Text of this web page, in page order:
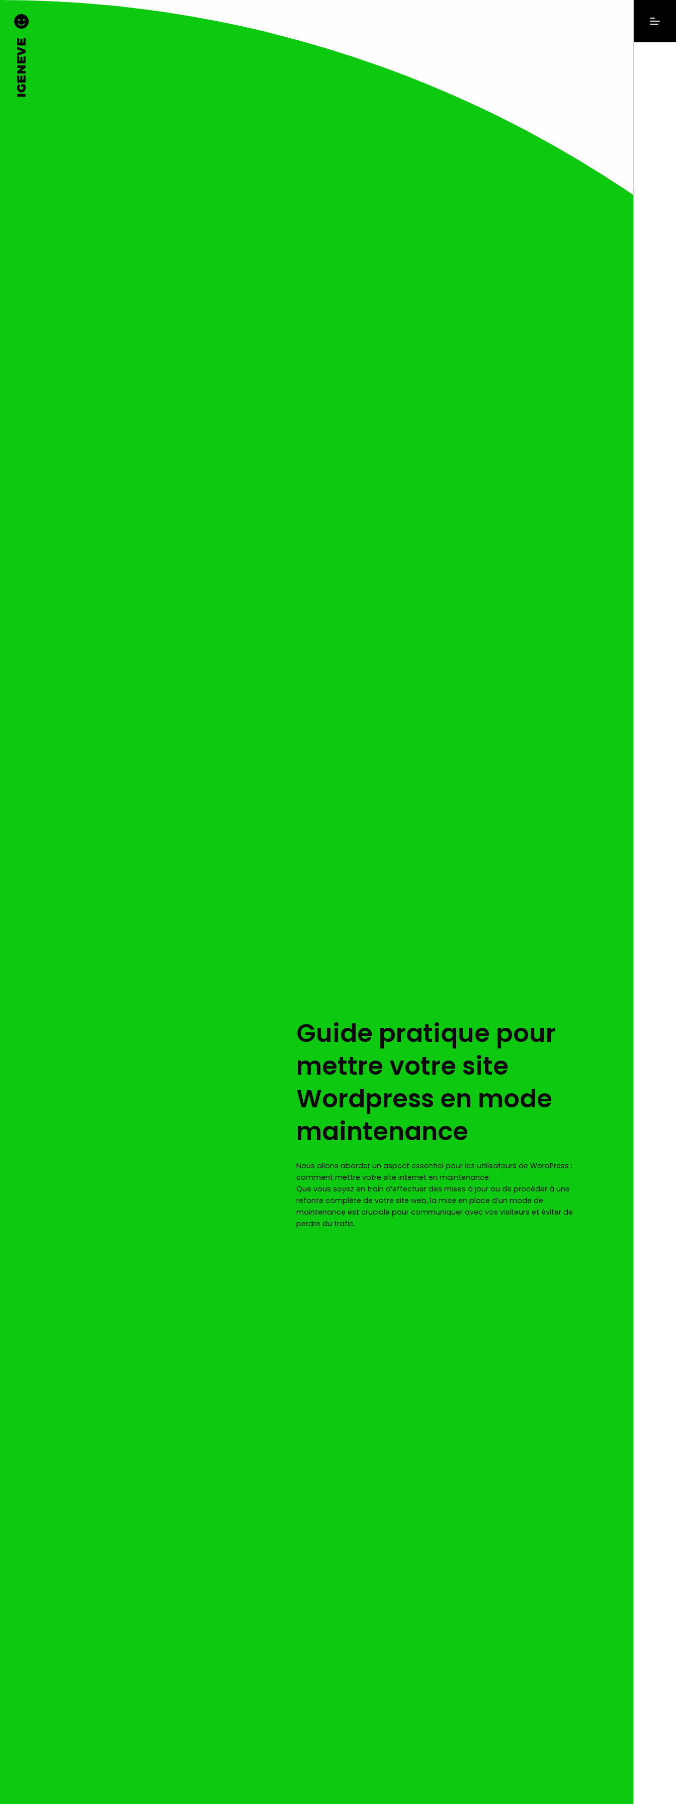
Guide pratique pour
mettre votre site
Wordpress en mode
maintenance
Nous allons aborder un aspect essentiel pour les utilisateurs de WordPress :
comment mettre votre site internet en maintenance.
Que vous soyez en train d’effectuer des mises à jour ou de procéder à une
refonte complète de votre site web, la mise en place d’un mode de
maintenance est cruciale pour communiquer avec vos visiteurs et éviter de
perdre du trafic.